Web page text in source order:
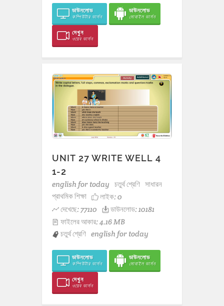
ডাউনলোড
কম্পিউটার ভার্সন
ডাউনলোড
মোবাইল ভার্সন
দেখুন
ওয়েব ভার্সন
UNIT 27 WRITE WELL 4
1-2
english for today চতুর্থ শ্রেণি সাধারন
প্রাথমিক শিক্ষা
লাইক:0
দেখেছে: 77110
ডাউনলোড: 10181
ফাইলের আকার: 4.16 MB
চতুর্থ শ্রেণি english for today
ডাউনলোড
কম্পিউটার ভার্সন
ডাউনলোড
মোবাইল ভার্সন
দেখুন
ওয়েব ভার্সন